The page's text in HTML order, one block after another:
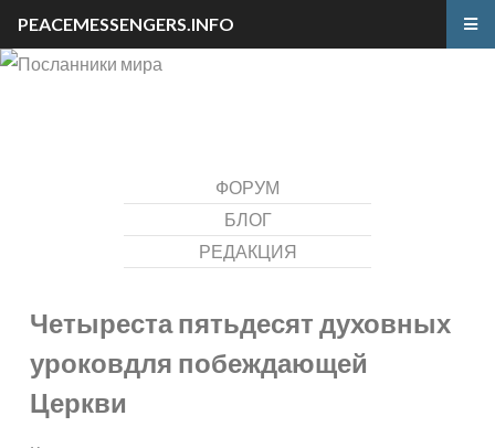
ФОРУМ
БЛОГ
РЕДАКЦИЯ
Четыреста пятьдесят духовных
уроковдля побеждающей
Церкви
PEACEMESSENGERS.INFO